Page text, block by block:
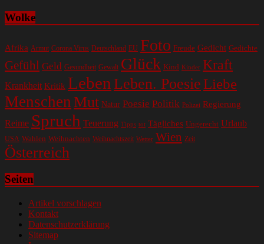
Wolke
Afrika Armut Corona Virus Deutschland EU Foto Freude Gedicht Gedichte
Gefühl Geld Gesundheit Gewalt Glück Kind Kinder Kraft
Krankheit Kritik Leben Leben. Poesie Liebe
Menschen Mut Natur Poesie Politik Polizei Regierung
Reime Spruch Teuerung Tipps tot Tägliches Ungerecht Urlaub
USA Wahlen Weihnachten Weihnachtszeit Wetter Wien Zeit
Österreich
Seiten
Artikel vorschlagen
Kontakt
Datenschutzerklärung
Sitemap